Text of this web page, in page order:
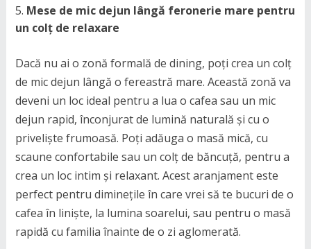
Mese de mic dejun lângă feronerie mare pentru
un colț de relaxare
Dacă nu ai o zonă formală de dining, poți crea un colț
de mic dejun lângă o fereastră mare. Această zonă va
deveni un loc ideal pentru a lua o cafea sau un mic
dejun rapid, înconjurat de lumină naturală și cu o
priveliște frumoasă. Poți adăuga o masă mică, cu
scaune confortabile sau un colț de băncuță, pentru a
crea un loc intim și relaxant. Acest aranjament este
perfect pentru diminețile în care vrei să te bucuri de o
cafea în liniște, la lumina soarelui, sau pentru o masă
rapidă cu familia înainte de o zi aglomerată.